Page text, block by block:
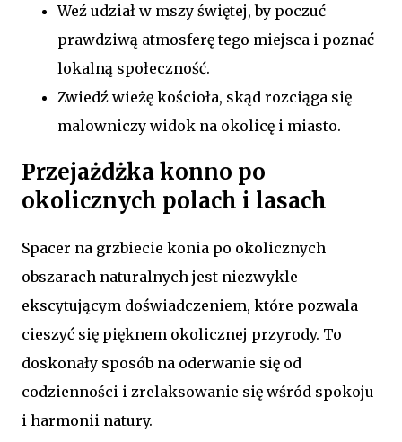
Weź udział w mszy świętej, by poczuć
prawdziwą atmosferę tego miejsca i poznać
lokalną społeczność.
Zwiedź wieżę kościoła, skąd rozciąga się
malowniczy widok na okolicę i miasto.
Przejażdżka konno po
okolicznych polach i lasach
Spacer na grzbiecie konia po okolicznych
obszarach naturalnych jest niezwykle
ekscytującym doświadczeniem, które pozwala
cieszyć się pięknem okolicznej przyrody. To
doskonały sposób na oderwanie się od
codzienności i zrelaksowanie się wśród spokoju
i harmonii natury.